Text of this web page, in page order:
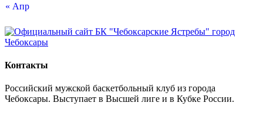
« Апр
Контакты
Российский мужской баскетбольный клуб из города
Чебоксары. Выступает в Высшей лиге и в Кубке России.